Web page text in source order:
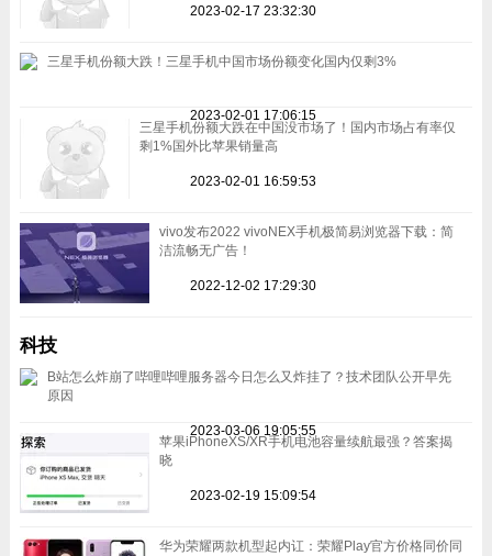
2023-02-17 23:32:30
三星手机份额大跌！三星手机中国市场份额变化国内仅剩3%
2023-02-01 17:06:15
三星手机份额大跌在中国没市场了！国内市场占有率仅
剩1%国外比苹果销量高
2023-02-01 16:59:53
vivo发布2022 vivoNEX手机极简易浏览器下载：简
洁流畅无广告！
2022-12-02 17:29:30
科技
B站怎么炸崩了哔哩哔哩服务器今日怎么又炸挂了？技术团队公开早先
原因
2023-03-06 19:05:55
苹果iPhoneXS/XR手机电池容量续航最强？答案揭
晓
2023-02-19 15:09:54
华为荣耀两款机型起内讧：荣耀Play官方价格同价同